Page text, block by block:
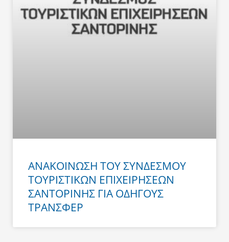
ΑΝΑΚΟΙΝΩΣΗ ΤΟΥ ΣΥΝΔΕΣΜΟΥ
ΤΟΥΡΙΣΤΙΚΩΝ ΕΠΙΧΕΙΡΗΣΕΩΝ
ΣΑΝΤΟΡΙΝΗΣ ΓΙΑ ΟΔΗΓΟΥΣ
ΤΡΑΝΣΦΕΡ